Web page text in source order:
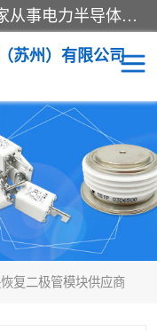
苏州沛易电子科技有限公司是一家从事电力半导体器件和电子元器件的专业代理及分销商，产品包括：IGBT模块、IPM模块、PIM模块、二极管、三极管、可控硅、整流桥、IGBT单管、IGBT电路驱动板、GTR达林顿模块、快恢复二极管、肖特基二极管、熔断器、IC集成电路、快速熔断器等。
苏州）有限公司
复二极管模块供应商
凌
凌IGBT模块
艾赛斯可控硅
西门康可控硅